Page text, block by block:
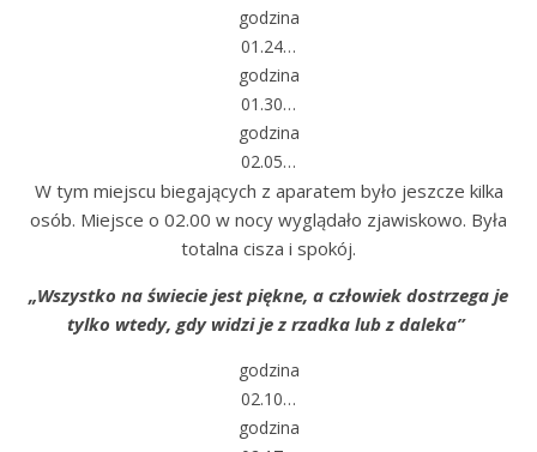
godzina
01.24…
godzina
01.30…
godzina
02.05…
W tym miejscu biegających z aparatem było jeszcze kilka
osób. Miejsce o 02.00 w nocy wyglądało zjawiskowo. Była
totalna cisza i spokój.
„Wszystko na świecie jest piękne, a człowiek dostrzega je
tylko wtedy, gdy widzi je z rzadka lub z daleka”
godzina
02.10…
godzina